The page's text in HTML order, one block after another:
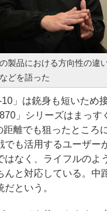
製品における方向性の違
どを語った
」は銃身も短いため
」シリーズはまっす
離でも狙ったところ
でも活用するユーザー
はなく、ライフルのよ
んと対応している。中
という。